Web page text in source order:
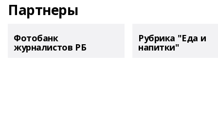
Партнеры
Фотобанк
журналистов РБ
Рубрика "Еда и
напитки"